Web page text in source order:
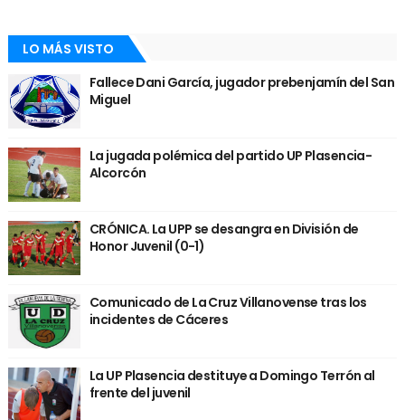
LO MÁS VISTO
Fallece Dani García, jugador prebenjamín del San
Miguel
La jugada polémica del partido UP Plasencia-
Alcorcón
CRÓNICA. La UPP se desangra en División de
Honor Juvenil (0-1)
Comunicado de La Cruz Villanovense tras los
incidentes de Cáceres
La UP Plasencia destituye a Domingo Terrón al
frente del juvenil